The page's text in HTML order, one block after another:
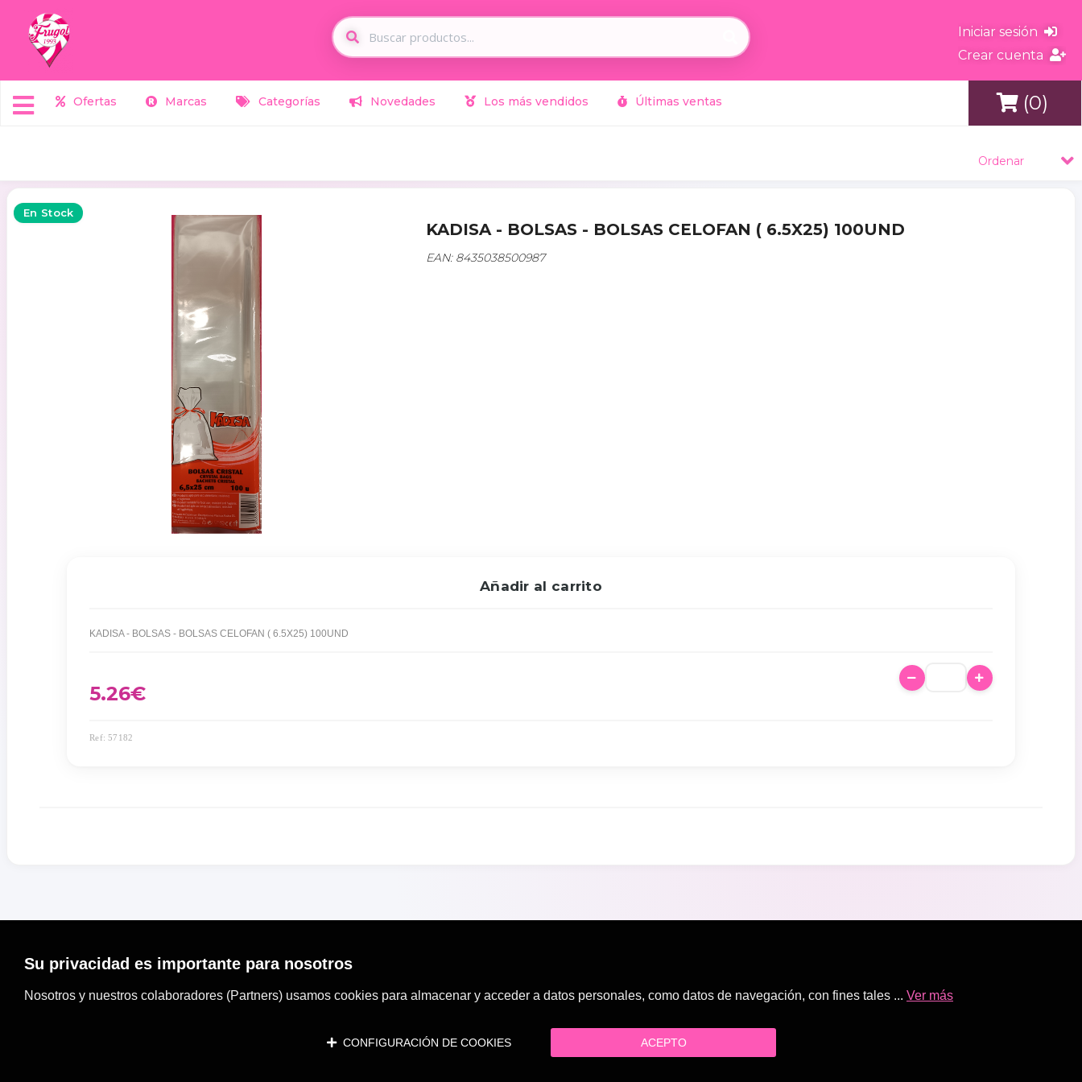
Iniciar sesión
Crear cuenta
Ofertas Marcas Categorías Novedades Los más vendidos Últimas ventas (0)
Ordenar
En Stock
KADISA - BOLSAS - BOLSAS CELOFAN ( 6.5X25) 100UND
EAN: 8435038500987
Añadir al carrito
KADISA - BOLSAS - BOLSAS CELOFAN ( 6.5X25) 100UND
5.26€
Ref: 57182
Su privacidad es importante para nosotros
Nosotros y nuestros colaboradores (Partners) usamos cookies para almacenar y acceder a datos personales, como datos de navegación, con fines tales ... Ver más
CONFIGURACIÓN DE COOKIES ACEPTO